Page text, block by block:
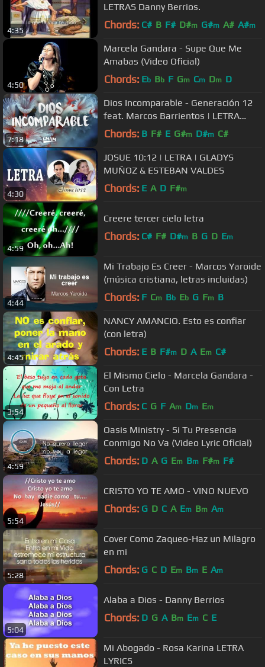
4:35
LETRAS Danny Berrios.
Chords: C# B F# D#m G#m A# A#m
4:50
Marcela Gandara - Supe Que Me
Amabas (Video Oficial)
Chords: Eb Bb F Gm Cm Dm D
7:18
Dios Incomparable - Generación 12
feat. Marcos Barrientos | LETRA
#JuevesRetro
Chords: B F# E G#m D#m C#
4:30
JOSUE 10:12 | LETRA | GLADYS
MUÑOZ & ESTEBAN VALDES
Chords: E A D F#m
4:59
Creere tercer cielo letra
Chords: C# F# D#m B G D Em
4:44
Mi Trabajo Es Creer - Marcos Yaroide
(música cristiana, letras incluidas)
Chords: F Cm Bb Eb G Fm B
4:45
NANCY AMANCIO. Esto es confiar
(con letra)
Chords: E B F#m D A Em C#
3:54
El Mismo Cielo - Marcela Gandara -
Con Letra
Chords: C G F Am Dm Em
4:59
Oasis Ministry - Si Tu Presencia
Conmigo No Va (Video Lyric Oficial)
Chords: D A G Em Bm F#m F#
5:54
CRISTO YO TE AMO - VINO NUEVO
Chords: G D C A Em Bm Am
5:28
Cover Como Zaqueo-Haz un Milagro
en mi
Chords: G C D Em Bm E Am
5:04
Alaba a Dios - Danny Berrios
Chords: D G A Bm Em C E
Mi Abogado - Rosa Karina LETRA
LYRICS